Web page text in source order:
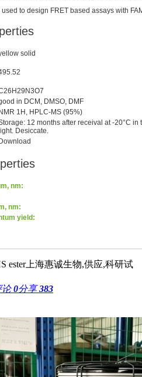
to design FRET based assays with
solid
26 H29 N3O7
in DCM, DMSO, DMF
NMR 1 H, HPLC-MS (95%)
12 months after receival at -20°C
light. Desiccate.
Download
nm:
nm:
yield:
ester上海惠诚生物,供应,科研试
论0分享383